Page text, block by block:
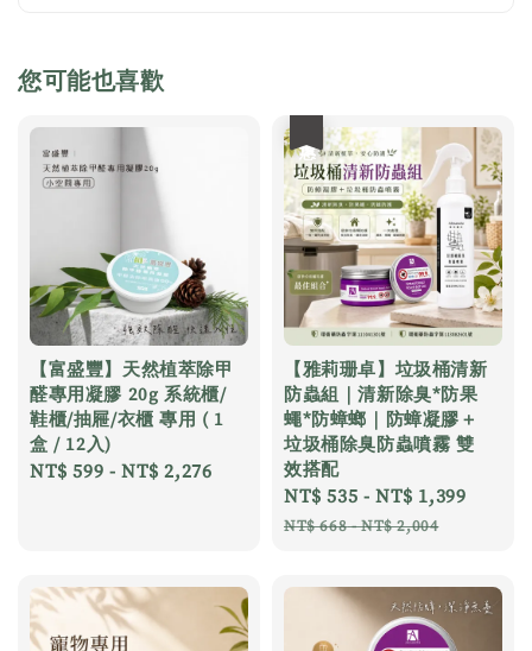
您可能也喜歡
【富盛豐】天然植萃除甲
醛專用凝膠 20g 系統櫃/
鞋櫃/抽屜/衣櫃 專用 ( 1
盒 / 12入)
Regular
NT$ 599 -NT$ 2,276
【雅莉珊卓】垃圾桶清新
防蟲組｜清新除臭*防果
蠅*防蟑螂｜防蟑凝膠＋
垃圾桶除臭防蟲噴霧 雙
效搭配
Sale
price
NT$ 535 -NT$ 1,399
NT$ 668-NT$ 2,004